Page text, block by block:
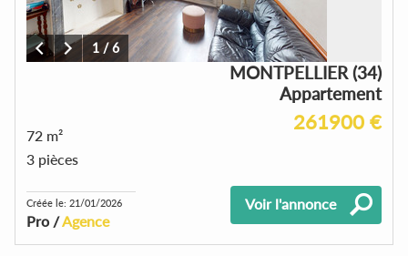
1 /6
MONTPELLIER (34)
Appartement
261900 €
72 m²
3 pièces
Créée le: 21/01/2026
Pro /Agence
Voir l'annonce